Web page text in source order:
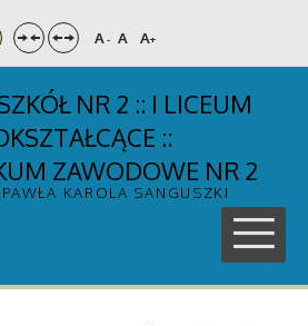
A- A A+
NR 2 :: I LICEUM
::
ZAWODOWE NR 2
KAROLA SANGUSZKI